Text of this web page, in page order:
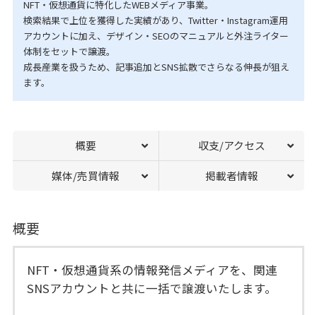
NFT・仮想通貨に特化したWEBメディア事業。
検索結果で上位を獲得した実績があり、Twitter・Instagram運用
アカウントに加え、デザイン・SEOのマニュアルと外注ライター
体制をセットで譲渡。
成長産業を扱うため、記事追加とSNS拡散でさらなる伸長が狙え
ます。
概要 収支/アクセス
媒体/売買情報 掲載者情報
概要
NFT・仮想通貨系の情報発信メディアを、関連
SNSアカウントと共に一括で譲渡いたします。